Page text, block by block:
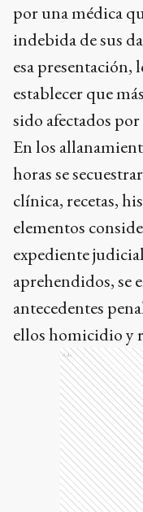
por una médica
indebida de sus
esa presentación,
establecer que
sido afectados
En los
horas se
clínica, recetas,
elementos
expediente
aprehendidos, se
antecedentes
ellos homicidio y
Ads